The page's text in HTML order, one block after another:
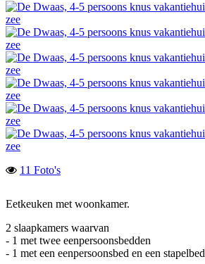
11 Foto's
Eetkeuken met woonkamer.
2 slaapkamers waarvan
- 1 met twee eenpersoonsbedden
- 1 met een eenpersoonsbed en een stapelbed